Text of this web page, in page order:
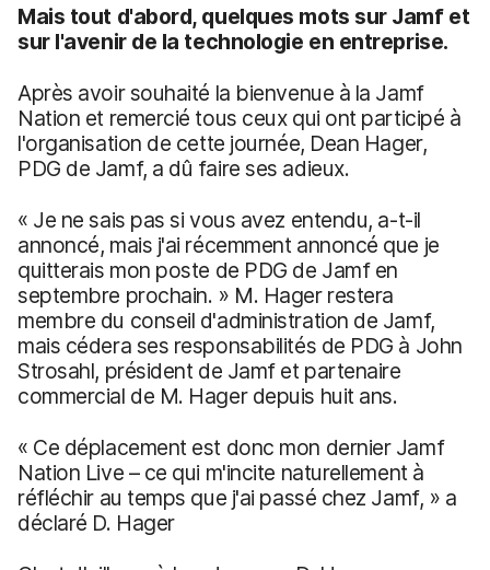
Mais tout d'abord, quelques mots sur Jamf et
sur l'avenir de la technologie en entreprise.
Après avoir souhaité la bienvenue à la Jamf
Nation et remercié tous ceux qui ont participé à
l'organisation de cette journée, Dean Hager,
PDG de Jamf, a dû faire ses adieux.
« Je ne sais pas si vous avez entendu, a-t-il
annoncé, mais j'ai récemment annoncé que je
quitterais mon poste de PDG de Jamf en
septembre prochain. » M. Hager restera
membre du conseil d'administration de Jamf,
mais cédera ses responsabilités de PDG à John
Strosahl, président de Jamf et partenaire
commercial de M. Hager depuis huit ans.
« Ce déplacement est donc mon dernier Jamf
Nation Live – ce qui m'incite naturellement à
réfléchir au temps que j'ai passé chez Jamf, » a
déclaré D. Hager